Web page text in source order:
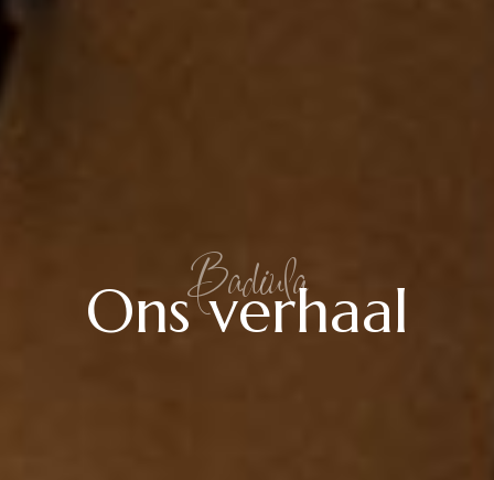
Badiula
Ons verhaal